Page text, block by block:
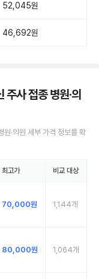
52,045원
46,692원
사 접종 병원·의
원·의원 세부 가격 정보를 확
최고가 비교 대상
70,000원 1,144개
80,000원 1,064개